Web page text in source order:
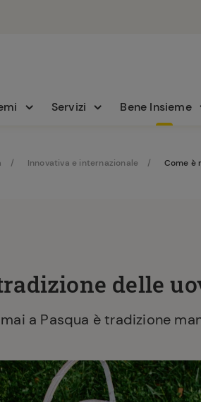
Servizi Bene Insieme
Innovativa e internazionale Come è
delle
a Pasqua è tradizione